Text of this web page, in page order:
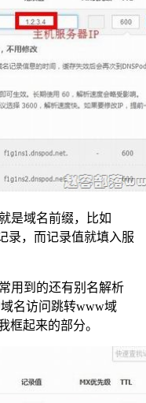
是域名前缀，比如
录，而记录值就填入服
用到的还有别名解析
名访问跳转www域
框起来的部分。